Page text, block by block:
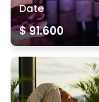
Date
$ 91.600